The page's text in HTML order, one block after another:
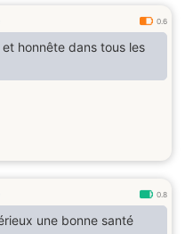
0.6
et honnête dans tous les
0.8
une bonne santé